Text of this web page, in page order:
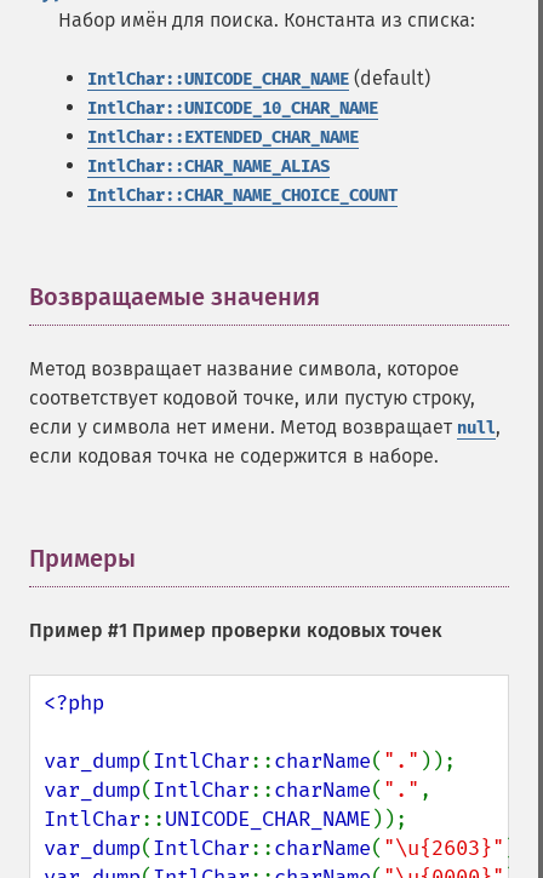
Набор имён для поиска. Константа из списка:
IntlChar::UNICODE_CHAR_NAME (default)
IntlChar::UNICODE_10_CHAR_NAME
IntlChar::EXTENDED_CHAR_NAME
IntlChar::CHAR_NAME_ALIAS
IntlChar::CHAR_NAME_CHOICE_COUNT
Возвращаемые значения
Метод возвращает название символа, которое
соответствует кодовой точке, или пустую строку,
если у символа нет имени. Метод возвращает null,
если кодовая точка не содержится в наборе.
Примеры
Пример #1 Пример проверки кодовых точек
<?php
var_dump(IntlChar::charName( "."
var_dump(IntlChar::charName( "."
IntlChar::UNICODE_CHAR_NAME
var_dump(IntlChar::charName( "\u{2603}"